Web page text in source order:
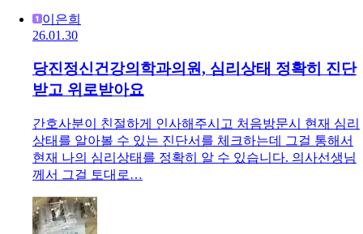
이은희
26.01.30
당진정신건강의학과의원, 심리상태 정확히 진단
받고 위로받아요
간호사분이 친절하게 인사해주시고 처음방문시 현재 심리
상태를 알아볼 수 있는 진단서를 체크하는데 그걸 통해서
현재 나의 심리상태를 정확히 알 수 있습니다. 의사선생님
께서 그걸 토대로…